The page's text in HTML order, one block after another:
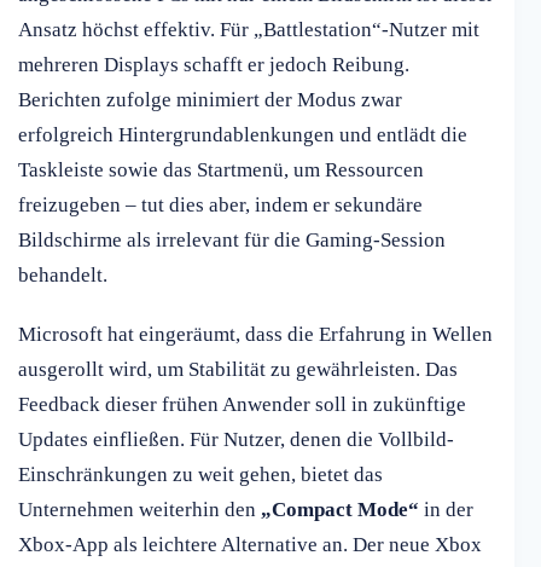
Ansatz höchst effektiv. Für „Battlestation“-Nutzer mit
mehreren Displays schafft er jedoch Reibung.
Berichten zufolge minimiert der Modus zwar
erfolgreich Hintergrundablenkungen und entlädt die
Taskleiste sowie das Startmenü, um Ressourcen
freizugeben – tut dies aber, indem er sekundäre
Bildschirme als irrelevant für die Gaming-Session
behandelt.
Microsoft hat eingeräumt, dass die Erfahrung in Wellen
ausgerollt wird, um Stabilität zu gewährleisten. Das
Feedback dieser frühen Anwender soll in zukünftige
Updates einfließen. Für Nutzer, denen die Vollbild-
Einschränkungen zu weit gehen, bietet das
Unternehmen weiterhin den „Compact Mode“ in der
Xbox-App als leichtere Alternative an. Der neue Xbox